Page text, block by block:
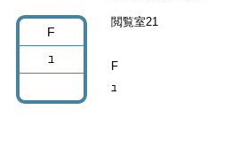
F
ﾕ
閲覧室21
F
ﾕ